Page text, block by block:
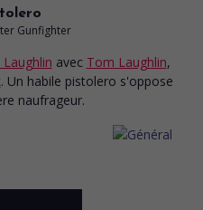
Gunfighter
Laughlin avec Tom Laughlin,
. Un habile pistolero s'oppose
naufrageur.